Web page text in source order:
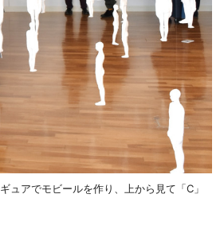
ュアでモビールを作り、上から見て「C」